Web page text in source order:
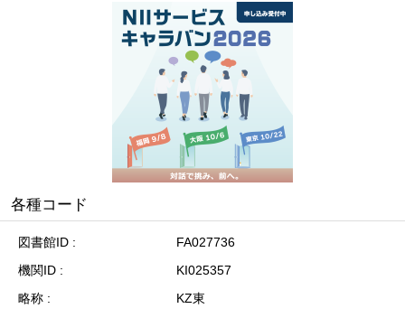
各種コード
図書館ID
FA027736
機関ID
KI025357
略称
KZ東